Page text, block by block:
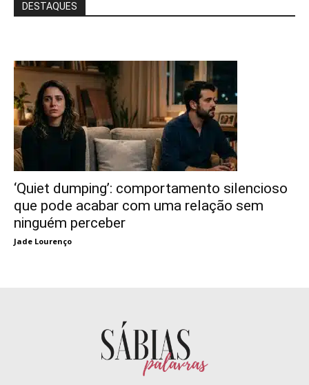
DESTAQUES
‘Quiet dumping’: comportamento silencioso
que pode acabar com uma relação sem
ninguém perceber
Jade Lourenço